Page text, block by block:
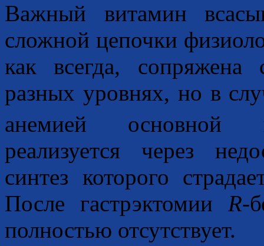
Важный витамин
сложной цепочки
как всегда,
разных уровнях, но в
анемией основной
реализуется через
синтез которого
После гастрэктомии R-
полностью отсутствует.